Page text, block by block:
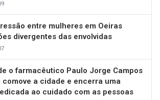
entre mulheres em Oeiras
divergentes das envolvidas
o farmacêutico Paulo Jorge Campos
comove a cidade e encerra uma
ao cuidado com as pessoas